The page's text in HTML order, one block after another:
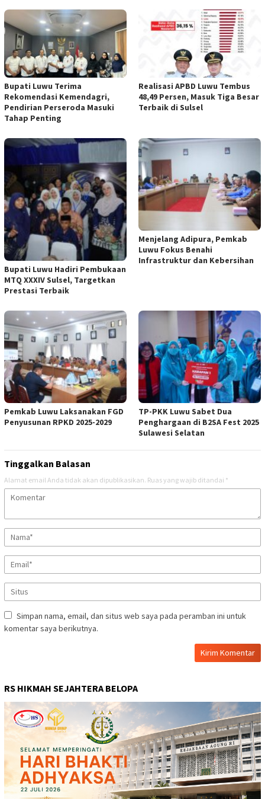
Bupati Luwu Terima
Rekomendasi Kemendagri,
Pendirian Perseroda Masuki
Tahap Penting
Realisasi APBD Luwu Tembus
48,49 Persen, Masuk Tiga Besar
Terbaik di Sulsel
Bupati Luwu Hadiri Pembukaan
MTQ XXXIV Sulsel, Targetkan
Prestasi Terbaik
Menjelang Adipura, Pemkab
Luwu Fokus Benahi
Infrastruktur dan Kebersihan
Pemkab Luwu Laksanakan FGD
Penyusunan RPKD 2025-2029
TP-PKK Luwu Sabet Dua
Penghargaan di B2SA Fest 2025
Sulawesi Selatan
Tinggalkan Balasan
Alamat email Anda tidak akan dipublikasikan. Ruas yang wajib ditandai *
Simpan nama, email, dan situs web saya pada peramban ini untuk
komentar saya berikutnya.
RS HIKMAH SEJAHTERA BELOPA